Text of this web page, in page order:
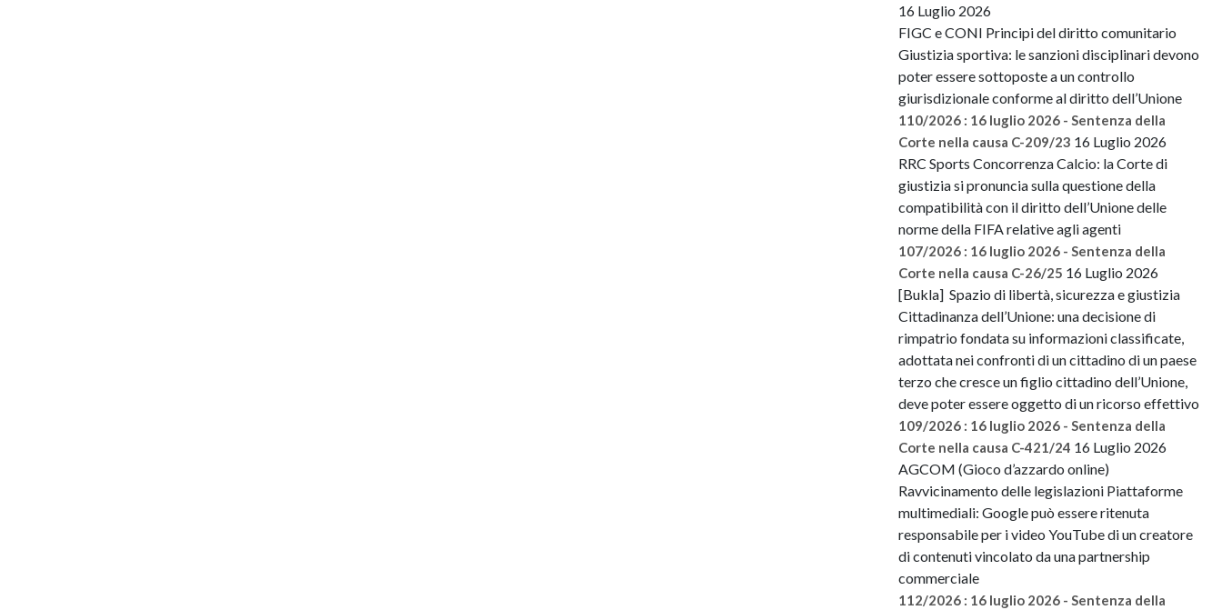
16 Luglio 2026
FIGC e CONI Principi del diritto comunitario
Giustizia sportiva: le sanzioni disciplinari devono
poter essere sottoposte a un controllo
giurisdizionale conforme al diritto dell’Unione
110/2026 : 16 luglio 2026 - Sentenza della
Corte nella causa C-209/23 16 Luglio 2026
RRC Sports Concorrenza Calcio: la Corte di
giustizia si pronuncia sulla questione della
compatibilità con il diritto dell’Unione delle
norme della FIFA relative agli agenti
107/2026 : 16 luglio 2026 - Sentenza della
Corte nella causa C-26/25 16 Luglio 2026
[Bukla] Spazio di libertà, sicurezza e giustizia
Cittadinanza dell’Unione: una decisione di
rimpatrio fondata su informazioni classificate,
adottata nei confronti di un cittadino di un paese
terzo che cresce un figlio cittadino dell’Unione,
deve poter essere oggetto di un ricorso effettivo
109/2026 : 16 luglio 2026 - Sentenza della
Corte nella causa C-421/24 16 Luglio 2026
AGCOM (Gioco d’azzardo online)
Ravvicinamento delle legislazioni Piattaforme
multimediali: Google può essere ritenuta
responsabile per i video YouTube di un creatore
di contenuti vincolato da una partnership
commerciale
112/2026 : 16 luglio 2026 - Sentenza della